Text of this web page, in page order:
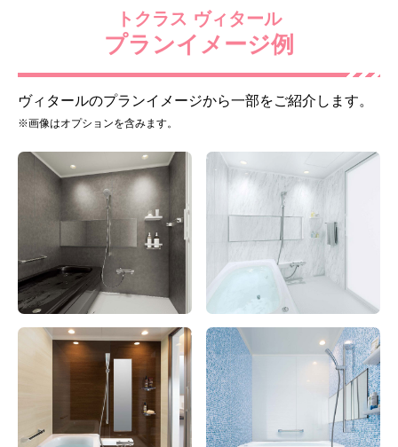
標準仕様モデル
高断熱浴槽(浴槽保温あり
+断熱合わせフタ/3点留め
フック)
床
やわらぐフロア[オフホワ
標準仕様モデル
ドア
折戸(かすみ面材) ホワイト
トクラス ヴィタール
プランイメージ例
ヴィタールのプランイメージから一部をご紹介します。
※画像はオプションを含みます。